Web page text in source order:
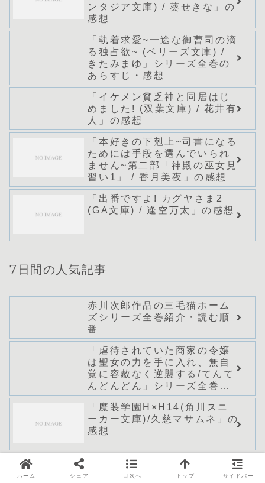
ンタジア文庫) / 葵せきな」の
感想
「執着求愛~一途な御曹司の滴
る独占欲~ (ベリーズ文庫) /
きたみまゆ」シリーズ全巻の
あらすじ・感想
「イケメン貧乏神と同居はじ
めました! (双葉文庫) / 花井有
人」の感想
「本好きの下剋上~司書になる
ためには手段を選んでいられ
ません~第二部「神殿の巫女見
習い1」 / 香月美夜」の感想
「出番ですよ! カグヤさま2
(GA文庫) / 逢空万太」の感想
7日間の人気記事
赤川次郎作品の三毛猫ホーム
ズシリーズ全巻紹介・読む順
番
「虐待されていた商家の令嬢
は聖女の力を手に入れ、無自
覚に容赦なく逆襲する/てんて
んどんどん」シリーズ全巻の
あらすじ・感想
「魔装学園H×H14(角川スニ
ーカー文庫)/久慈マサムネ」の
感想
「新妹魔王の契約者Ⅻ(角川ス
ニーカー文庫) / 上栖 綴人」
ホーム シェア 目次へ トップ サイドバー